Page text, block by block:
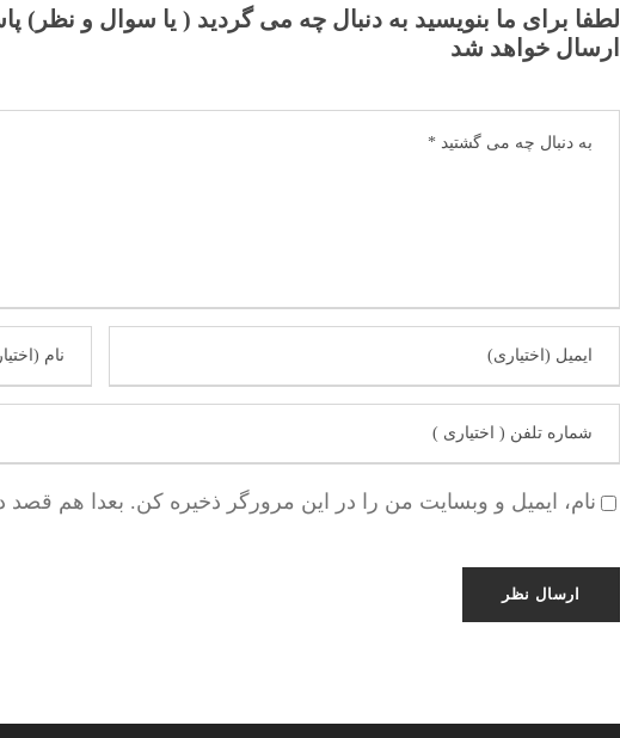
لطفا برای ما بنویسید به دنبال چه می گردید ( یا سوال و نظر)
ارسال خواهد شد
نام، ایمیل و وبسایت من را در این مرورگر ذخیره کن. بعدا هم